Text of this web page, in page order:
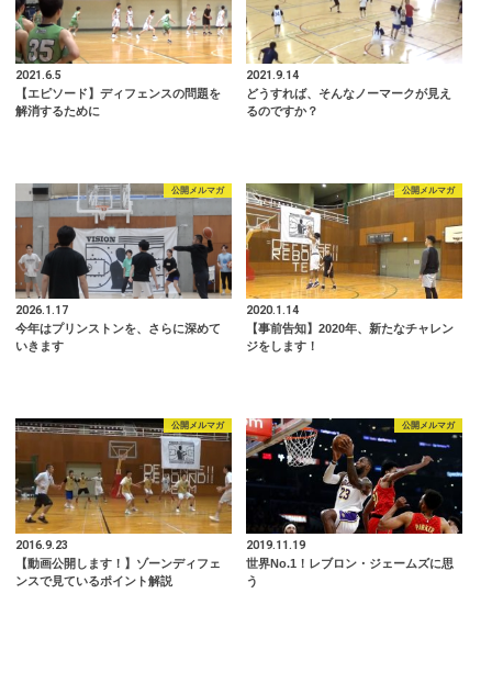
2021.6.5
【エピソード】ディフェンスの問題を
解消するために
2021.9.14
どうすれば、そんなノーマークが見え
るのですか？
公開メルマガ
2026.1.17
今年はプリンストンを、さらに深めて
いきます
公開メルマガ
2020.1.14
【事前告知】2020年、新たなチャレン
ジをします！
公開メルマガ
2016.9.23
【動画公開します！】ゾーンディフェ
ンスで見ているポイント解説
公開メルマガ
2019.11.19
世界No.1！レブロン・ジェームズに思
う